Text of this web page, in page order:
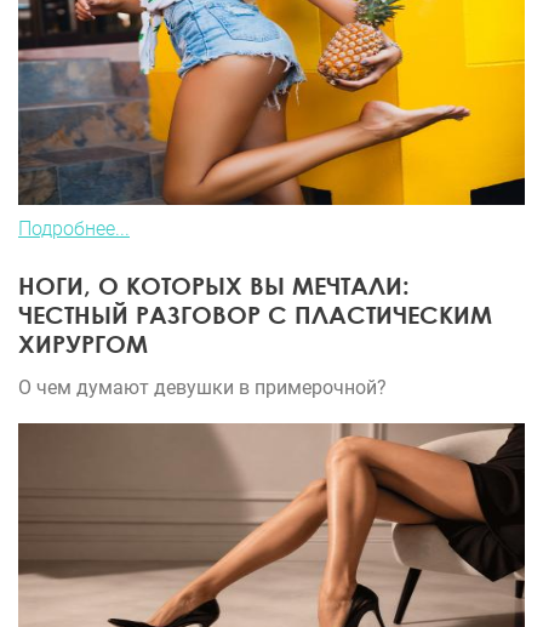
Подробнее...
НОГИ, О КОТОРЫХ ВЫ МЕЧТАЛИ:
ЧЕСТНЫЙ РАЗГОВОР С ПЛАСТИЧЕСКИМ
ХИРУРГОМ
О чем думают девушки в примерочной?